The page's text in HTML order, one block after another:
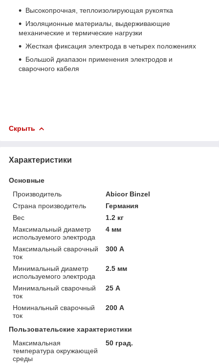
Высокопрочная, теплоизолирующая рукоятка
Изоляционные материалы, выдерживающие
механические и термические нагрузки
Жесткая фиксация электрода в четырех положениях
Большой диапазон применения электродов и
сварочного кабеля
Скрыть
Характеристики
Основные
Производитель
Abicor Binzel
Страна производитель
Германия
Вес
1.2 кг
Максимальный диаметр
используемого электрода
4 мм
Максимальный сварочный
ток
300 А
Минимальный диаметр
используемого электрода
2.5 мм
Минимальный сварочный
ток
25 А
Номинальный сварочный
ток
200 А
Пользовательские характеристики
Максимальная
температура окружающей
среды
50 град.